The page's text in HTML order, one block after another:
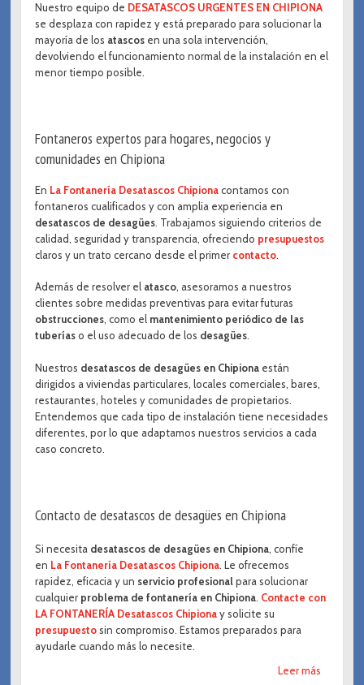
Nuestro equipo de DESATASCOS URGENTES EN CHIPIONA
se desplaza con rapidez y está preparado para solucionar la
mayoría de los atascos en una sola intervención,
devolviendo el funcionamiento normal de la instalación en el
menor tiempo posible.
Fontaneros expertos para hogares, negocios y
comunidades en Chipiona
En La Fontanería Desatascos Chipionacontamos con
fontaneros cualificados y con amplia experiencia en
desatascos de desagües. Trabajamos siguiendo criterios de
calidad, seguridad y transparencia, ofreciendo presupuestos
claros y un trato cercano desde el primer contacto.
Además de resolver el atasco, asesoramos a nuestros
clientes sobre medidas preventivas para evitar futuras
obstrucciones, como el mantenimiento periódico de las
tuberíaso el uso adecuado de los desagües.
Nuestros desatascos de desagües en Chipiona están
dirigidos a viviendas particulares, locales comerciales, bares,
restaurantes, hoteles y comunidades de propietarios.
Entendemos que cada tipo de instalación tiene necesidades
diferentes, por lo que adaptamos nuestros servicios a cada
caso concreto.
Contacto de desatascos de desagües en Chipiona
Si necesita desatascos de desagües en Chipiona, confíe
en La Fontanería Desatascos Chipiona. Le ofrecemos
rapidez, eficacia y un servicio profesionalpara solucionar
cualquier problema de fontanería en Chipiona. Contacte con
LA FONTANERÍA Desatascos Chipionay solicite su
presupuestosin compromiso. Estamos preparados para
ayudarle cuando más lo necesite.
Leer más